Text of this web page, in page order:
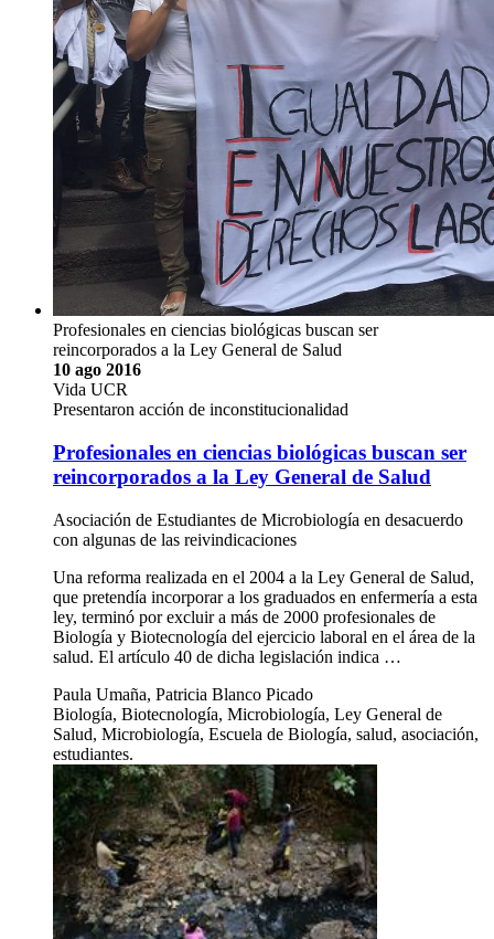
Profesionales en ciencias biológicas buscan ser
reincorporados a la Ley General de Salud
10 ago 2016
Vida UCR
Presentaron acción de inconstitucionalidad
Profesionales en ciencias biológicas buscan ser
reincorporados a la Ley General de Salud
Asociación de Estudiantes de Microbiología en desacuerdo
con algunas de las reivindicaciones
Una reforma realizada en el 2004 a la Ley General de Salud,
que pretendía incorporar a los graduados en enfermería a esta
ley, terminó por excluir a más de 2000 profesionales de
Biología y Biotecnología del ejercicio laboral en el área de la
salud. El artículo 40 de dicha legislación indica …
Paula Umaña, Patricia Blanco Picado
Biología, Biotecnología, Microbiología, Ley General de
Salud, Microbiología, Escuela de Biología, salud, asociación,
estudiantes.